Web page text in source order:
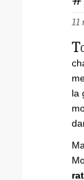
11
T
la